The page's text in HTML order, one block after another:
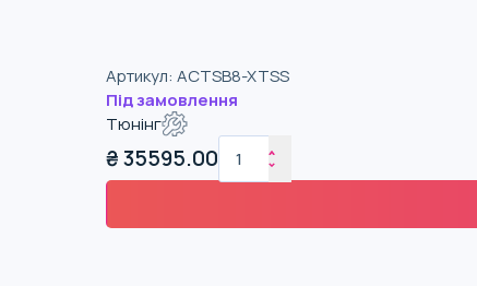
Артикул: ACTSB8-XTSS
Під замовлення
Тюнінг
₴35595.00